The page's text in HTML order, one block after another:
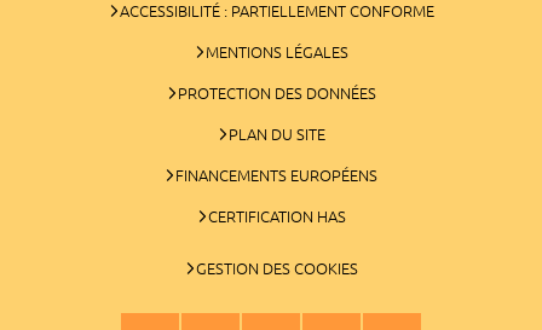
ACCESSIBILITÉ : PARTIELLEMENT CONFORME
MENTIONS LÉGALES
PROTECTION DES DONNÉES
PLAN DU SITE
FINANCEMENTS EUROPÉENS
CERTIFICATION HAS
GESTION DES COOKIES